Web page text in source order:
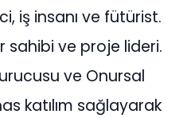
iş insanı ve fütürist.
sahibi ve proje lideri.
ve Onursal
katılım sağlayarak